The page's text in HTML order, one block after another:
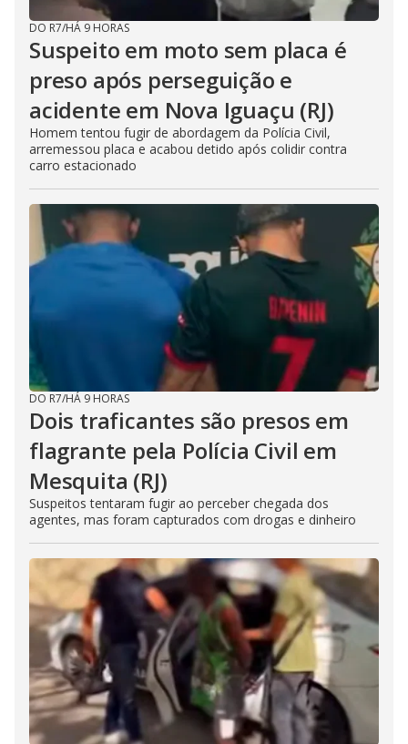
DO R7/HÁ 9 HORAS
Suspeito em moto sem placa é
preso após perseguição e
acidente em Nova Iguaçu (RJ)
Homem tentou fugir de abordagem da Polícia Civil,
arremessou placa e acabou detido após colidir contra
carro estacionado
DO R7/HÁ 9 HORAS
Dois traficantes são presos em
flagrante pela Polícia Civil em
Mesquita (RJ)
Suspeitos tentaram fugir ao perceber chegada dos
agentes, mas foram capturados com drogas e dinheiro